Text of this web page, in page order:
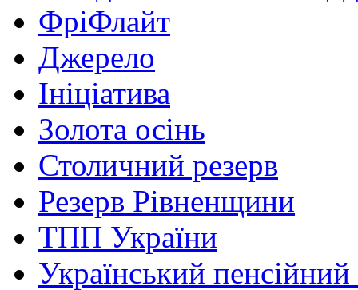
ФріФлайт
Джерело
Ініціатива
Золота осінь
Столичний резерв
Резерв Рівненщини
ТПП України
Український